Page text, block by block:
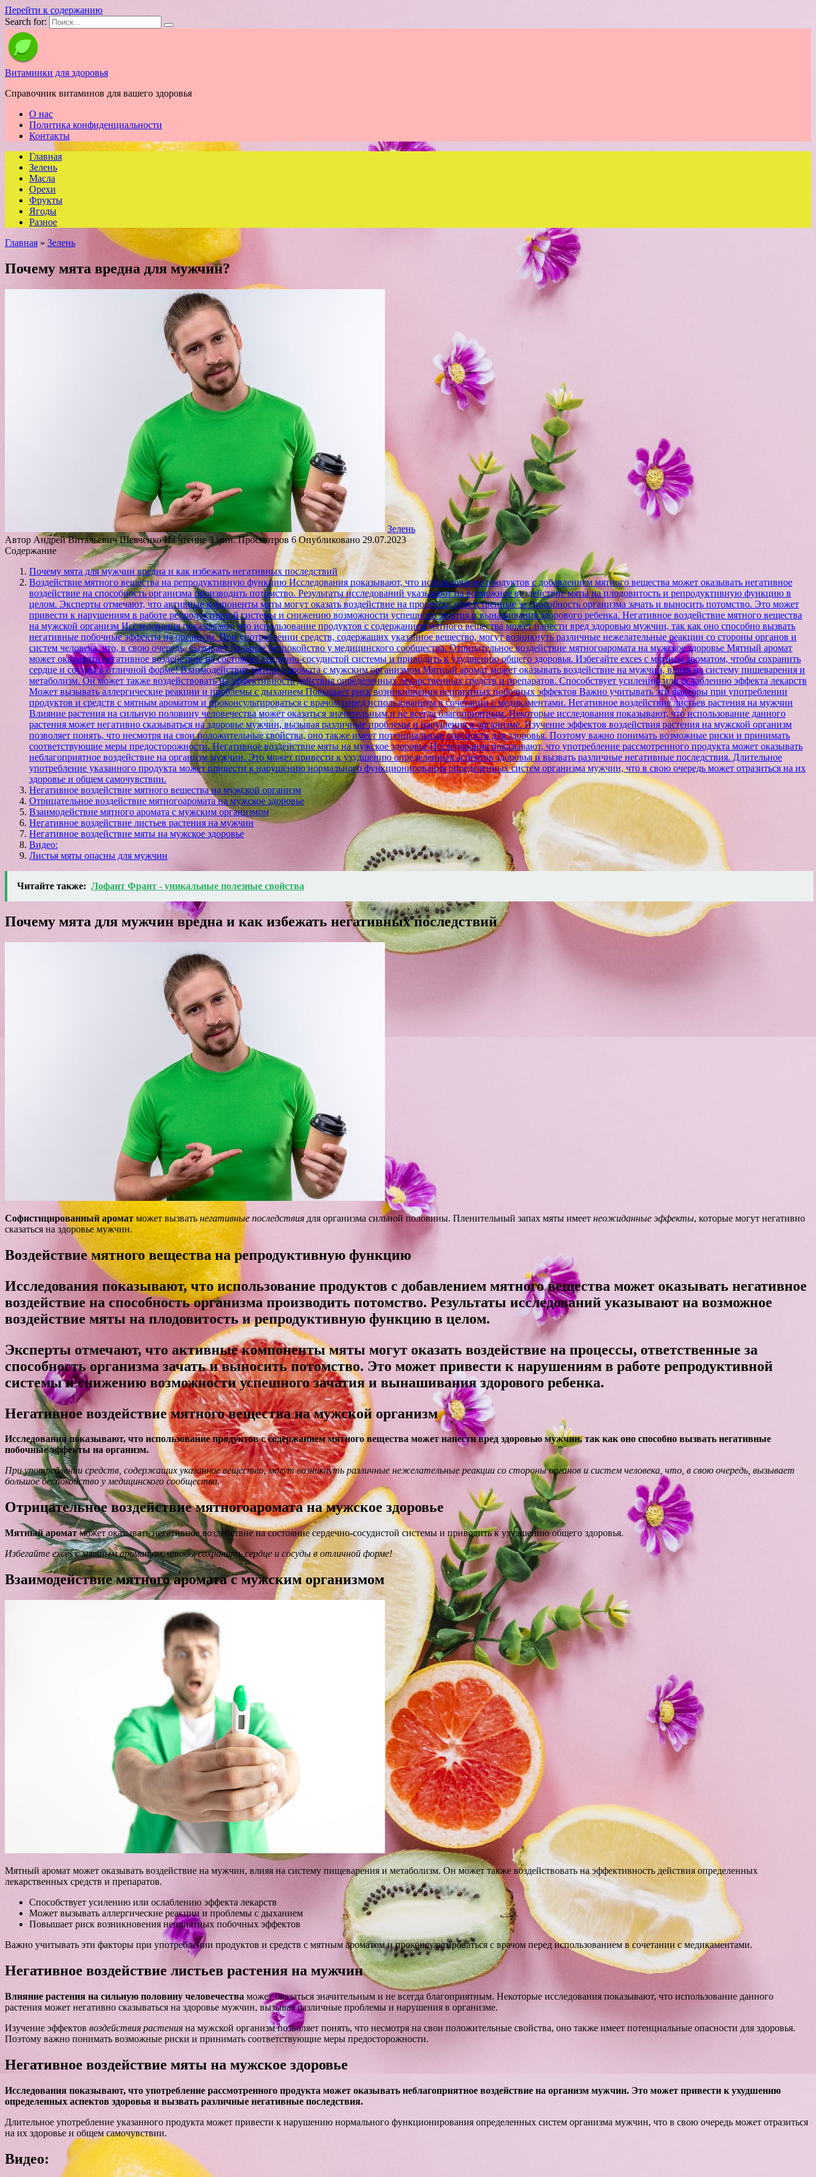
Перейти к содержанию
Search for:
Витаминки для здоровья
Справочник витаминов для вашего здоровья
О нас
Политика конфиденциальности
Контакты
Главная
Зелень
Масла
Орехи
Фрукты
Ягоды
Разное
Главная » Зелень
Почему мята вредна для мужчин?
Зелень
Автор Андрей Витальевич Шевченко На чтение3 мин. Просмотров 6 Опубликовано 29.07.2023
Содержание
Почему мята для мужчин вредна и как избежать негативных последствий
Воздействие мятного вещества на репродуктивную функцию Исследования показывают, что использование продуктов с добавлением мятного вещества может оказывать негативное
воздействие на способность организма производить потомство. Результаты исследований указывают на возможное воздействие мяты на плодовитость и репродуктивную функцию в
целом. Эксперты отмечают, что активные компоненты мяты могут оказать воздействие на процессы, ответственные за способность организма зачать и выносить потомство. Это может
привести к нарушениям в работе репродуктивной системы и снижению возможности успешного зачатия и вынашивания здорового ребенка. Негативное воздействие мятного вещества
на мужской организм Исследования показывают, что использование продуктов с содержанием мятного вещества может нанести вред здоровью мужчин, так как оно способно вызвать
негативные побочные эффекты на организм. При употреблении средств, содержащих указанное вещество, могут возникнуть различные нежелательные реакции со стороны органов и
систем человека, что, в свою очередь, вызывает большое беспокойство у медицинского сообщества. Отрицательное воздействие мятногоаромата на мужское здоровье Мятный аромат
может оказывать негативное воздействие на состояние сердечно-сосудистой системы и приводить к ухудшению общего здоровья. Избегайте exces с мятным ароматом, чтобы сохранить
сердце и сосуды в отличной форме! Взаимодействие мятного аромата с мужским организмом Мятный аромат может оказывать воздействие на мужчин, влияя на систему пищеварения и
метаболизм. Он может также воздействовать на эффективность действия определенных лекарственных средств и препаратов. Способствует усилению или ослаблению эффекта лекарств
Может вызывать аллергические реакции и проблемы с дыханием Повышает риск возникновения неприятных побочных эффектов Важно учитывать эти факторы при употреблении
продуктов и средств с мятным ароматом и проконсультироваться с врачом перед использованием в сочетании с медикаментами. Негативное воздействие листьев растения на мужчин
Влияние растения на сильную половину человечества может оказаться значительным и не всегда благоприятным. Некоторые исследования показывают, что использование данного
растения может негативно сказываться на здоровье мужчин, вызывая различные проблемы и нарушения в организме. Изучение эффектов воздействия растения на мужской организм
позволяет понять, что несмотря на свои положительные свойства, оно также имеет потенциальные опасности для здоровья. Поэтому важно понимать возможные риски и принимать
соответствующие меры предосторожности. Негативное воздействие мяты на мужское здоровье Исследования показывают, что употребление рассмотренного продукта может оказывать
неблагоприятное воздействие на организм мужчин. Это может привести к ухудшению определенных аспектов здоровья и вызвать различные негативные последствия. Длительное
употребление указанного продукта может привести к нарушению нормального функционирования определенных систем организма мужчин, что в свою очередь может отразиться на их
здоровье и общем самочувствии.
Негативное воздействие мятного вещества на мужской организм
Отрицательное воздействие мятногоаромата на мужское здоровье
Взаимодействие мятного аромата с мужским организмом
Негативное воздействие листьев растения на мужчин
Негативное воздействие мяты на мужское здоровье
Видео:
Листья мяты опасны для мужчин
Читайте также: Лофант Франт - уникальные полезные свойства
Почему мята для мужчин вредна и как избежать негативных последствий
Софистицированный аромат может вызватьнегативные последствия для организма сильной половины. Пленительный запах мяты имеет неожиданные эффекты, которые могут негативно
сказаться на здоровье мужчин.
Воздействие мятного вещества на репродуктивную функцию
Исследования показывают, что использование продуктов с добавлением мятного вещества может оказывать негативное
воздействие на способность организма производить потомство. Результаты исследований указывают на возможное
воздействие мяты на плодовитость и репродуктивную функцию в целом.
Эксперты отмечают, что активные компоненты мяты могут оказать воздействие на процессы, ответственные за
способность организма зачать и выносить потомство. Это может привести к нарушениям в работе репродуктивной
системы и снижению возможности успешного зачатия и вынашивания здорового ребенка.
Негативное воздействие мятного вещества на мужской организм
Исследования показывают, что использование продуктов с содержанием мятного вещества может нанести вред здоровью мужчин, так как оно способно вызвать негативные
побочные эффекты на организм.
При употреблении средств, содержащих указанное вещество, могут возникнуть различные нежелательные реакции со стороны органов и систем человека, что, в свою очередь, вызывает
большое беспокойство у медицинского сообщества.
Отрицательное воздействие мятногоаромата на мужское здоровье
Мятный ароматможет оказывать негативное воздействие на состояние сердечно-сосудистой системы и приводить к ухудшению общего здоровья.
Избегайте exces с мятным ароматом, чтобы сохранить сердце и сосуды в отличной форме!
Взаимодействие мятного аромата с мужским организмом
Мятный аромат может оказывать воздействие на мужчин, влияя на систему пищеварения и метаболизм. Он может также воздействовать на эффективность действия определенных
лекарственных средств и препаратов.
Способствует усилению или ослаблению эффекта лекарств
Может вызывать аллергические реакции и проблемы с дыханием
Повышает риск возникновения неприятных побочных эффектов
Важно учитывать эти факторы при употреблении продуктов и средств с мятным ароматом и проконсультироваться с врачом перед использованием в сочетании с медикаментами.
Негативное воздействие листьев растения на мужчин
Влияние растения на сильную половину человечества может оказаться значительным и не всегда благоприятным. Некоторые исследования показывают, что использование данного
растения может негативно сказываться на здоровье мужчин, вызывая различные проблемы и нарушения в организме.
Изучение эффектов воздействия растения на мужской организм позволяет понять, что несмотря на свои положительные свойства, оно также имеет потенциальные опасности для здоровья.
Поэтому важно понимать возможные риски и принимать соответствующие меры предосторожности.
Негативное воздействие мяты на мужское здоровье
Исследования показывают, что употребление рассмотренного продукта может оказывать неблагоприятное воздействие на организм мужчин. Это может привести к ухудшению
определенных аспектов здоровья и вызвать различные негативные последствия.
Длительное употребление указанного продукта может привести к нарушению нормального функционирования определенных систем организма мужчин, что в свою очередь может отразиться
на их здоровье и общем самочувствии.
Видео: